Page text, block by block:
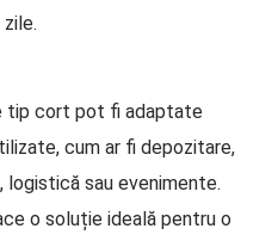
tip cort pot fi adaptate
cum ar fi depozitare,
sau evenimente.
o soluție ideală pentru o